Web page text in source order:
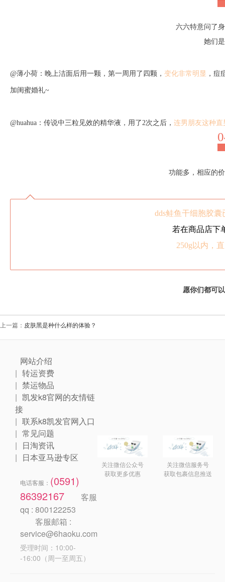
六六特意问了
她们
@薄小荷：晚上洁面后用一颗，第一周用了四颗， 变化非常明显 ，痘
加闺蜜婚礼~
@huahua：传说中三粒见效的精华液，用了2次之后， 连男朋友这种
0
功能多，相应的
dds鲑鱼干细胞胶囊
若在商品店下
250g以内，
愿你们都可
上一篇： 皮肤黑是种什么样的体验？
网站介绍
转运资费
禁运物品
凯发k8官网的友情链
接
联系k8凯发官网入口
常见问题
日淘资讯
日本亚马逊专区
电话客服： (0591)
86392167
客服
qq : 800122253
客服邮箱 :
service@6haoku.com
受理时间：10:00-
-16:00（周一至周五）
关注微信公众号
获取更多优惠
关注微信服务号
获取包裹信息推送